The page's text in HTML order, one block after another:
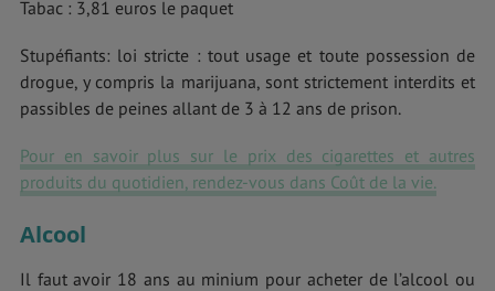
Tabac : 3,81 euros le paquet
Stupéfiants: loi stricte : tout usage et toute possession de
drogue, y compris la marijuana, sont strictement interdits et
passibles de peines allant de 3 à 12 ans de prison.
Pour en savoir plus sur le prix des cigarettes et autres
produits du quotidien, rendez-vous dans Coût de la vie.
Alcool
Il faut avoir 18 ans au minium pour acheter de l’alcool ou